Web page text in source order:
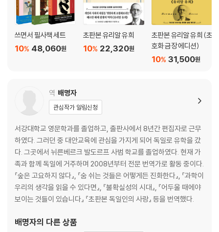
쓰면서 필사책 세트
48,060원
10%
초판본 유리알 유희
22,320원
10%
초판본 유리알 유희 (초
호화 금장 에디션)
31,500원
10%
역 배명자
관심작가 알림신청
서강대학교 영문학과를 졸업하고, 출판사에서 8년간 편집자로 근무
하였다. 그러던 중 대안교육에 관심을 가지게 되어 독일로 유학을 갔
다. 그곳에서 뉘른베르크 발도르프 사범 학교를 졸업하였다. 현재 가
족과 함께 독일에 거주하며 2008년부터 전문 번역가로 활동 중이다.
『숲은 고요하지 않다』, 『숨 쉬는 것들은 어떻게든 진화한다』, 『과학이
우리의 생각을 읽을 수 있다면』, 『불확실성의 시대』, 『어두울 때에야
보이는 것들이 있습니다』 『초판본 독일인의 사랑』 등을 번역했다.
배명자의 다른 상품